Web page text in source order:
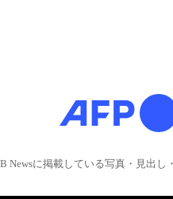
Newsに掲載している写真・見出